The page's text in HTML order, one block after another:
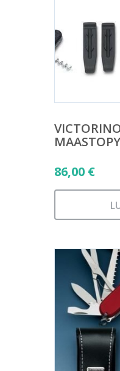
86,00 €